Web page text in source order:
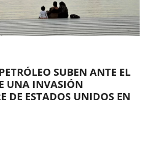
SUBEN ANTE EL
UNA INVASIÓN
DE ESTADOS UNIDOS EN